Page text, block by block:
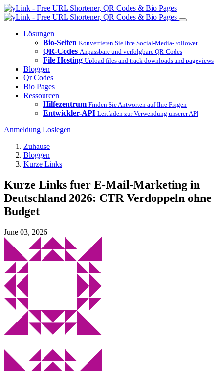
Lösungen
Bio-Seiten Konvertieren Sie Ihre Social-Media-Follower
QR-Codes Anpassbare und verfolgbare QR-Codes
File Hosting Upload files and track downloads and pageviews
Bloggen
Qr Codes
Bio Pages
Ressourcen
Hilfezentrum Finden Sie Antworten auf Ihre Fragen
Entwickler-API Leitfaden zur Verwendung unserer API
Anmeldung Loslegen
Zuhause
Bloggen
Kurze Links
Kurze Links fuer E-Mail-Marketing in
Deutschland 2026: CTR Verdoppeln ohne
Budget
June 03, 2026